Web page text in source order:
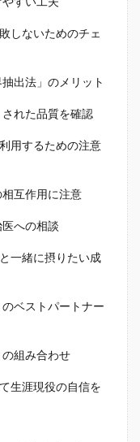
しないためのチェ
出法」のメリット
れた品質を確認
用するための注意
互作用に注意
への相談
一緒に摂りたい成
ベストパートナー
組み合わせ
生涯現役の自信を